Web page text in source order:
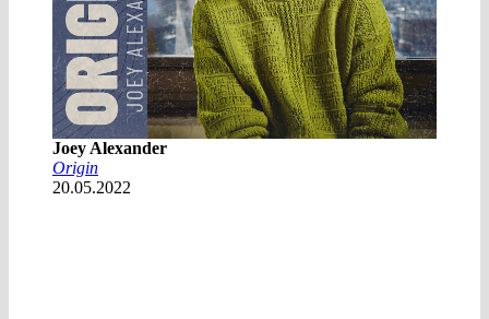
Joey Alexander
Origin
20.05.2022